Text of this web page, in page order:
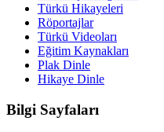
Türkü Hikayeleri
Röportajlar
Türkü Videoları
Eğitim Kaynakları
Plak Dinle
Hikaye Dinle
Bilgi Sayfaları